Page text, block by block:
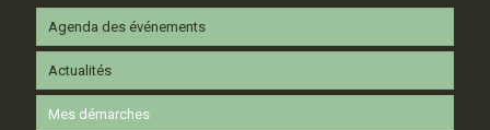
Agenda des événements
Actualités
Mes démarches